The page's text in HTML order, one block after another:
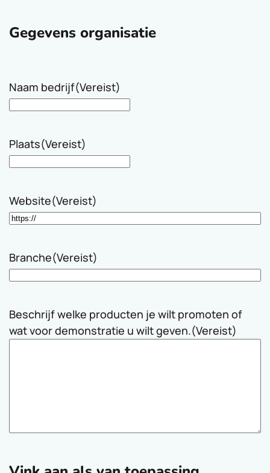
Gegevens organisatie
Naam bedrijf(Vereist)
Plaats(Vereist)
Website(Vereist)
Branche(Vereist)
Beschrijf welke producten je wilt promoten of
wat voor demonstratie u wilt geven.(Vereist)